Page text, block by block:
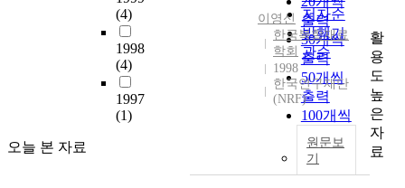
(4)
1998
(4)
1997
(1)
오늘 본 자료
저자순
발행기
관순
출력
30개씩
출력
50개씩
출력
100개씩
출력
이영신
한국복합재료
학회
1998
한국연구재단
(NRF)
원문보
기
활
용
도
높
은
자
료